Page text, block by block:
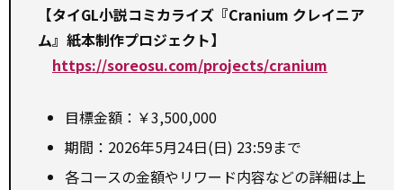
【タイGL小説コミカライズ『Cranium クレイニア
ム』紙本制作プロジェクト】
https://soreosu.com/projects/cranium
目標金額：￥3,500,000
期間：2026年5月24日(日) 23:59まで
各コースの金額やリワード内容などの詳細は上